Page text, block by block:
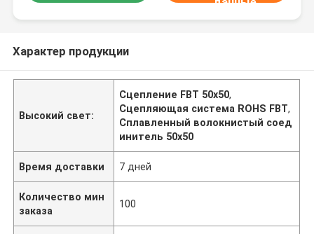
Характер продукции
Высокий свет:
Сцепление FBT 50x50,
Сцепляющая система ROHS FBT,
Сплавленный волокнистый соед
инитель 50х50
Время доставки 7 дней
Количество мин
заказа
100